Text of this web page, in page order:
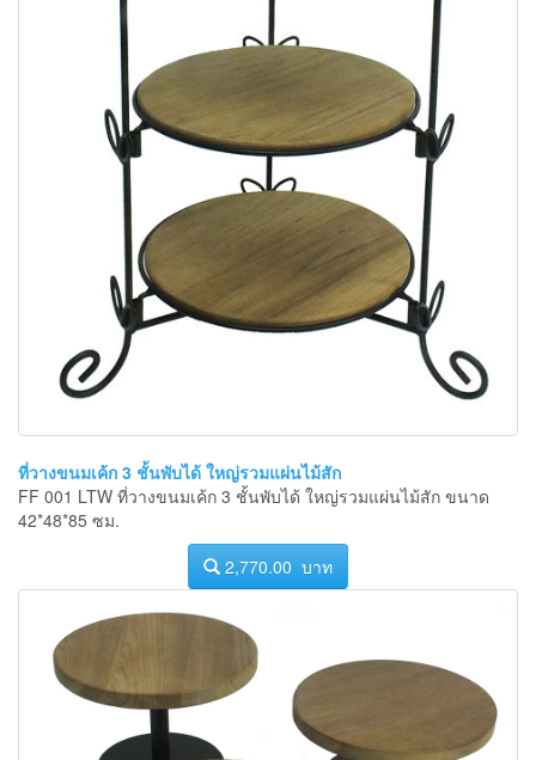
ที่วางขนมเค้ก 3 ชั้นพับได้ ใหญ่รวมแผ่นไม้สัก
FF 001 LTW ที่วางขนมเค้ก 3 ชั้นพับได้ ใหญ่รวมแผ่นไม้สัก ขนาด
42*48*85 ซม.
2,770.00 บาท